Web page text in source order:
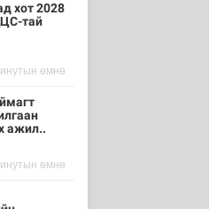
хот 2028
тай
өмнө
ажил..
өмнө